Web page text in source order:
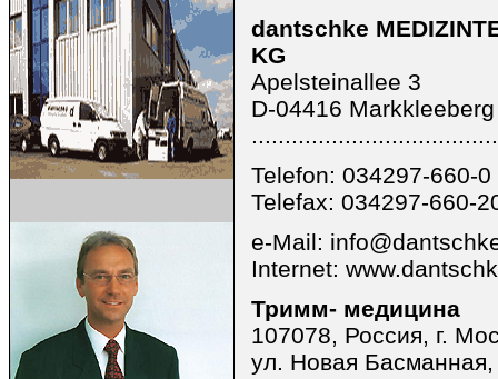
dantschke
KG
Apelsteinallee 3
D-04416 Markkleeberg
Telefon: 034297-660-0
Telefax: 034297-660-
e-Mail:
Internet:
Тримм- медицина
107078, Россия, г.
ул. Новая Басманная,